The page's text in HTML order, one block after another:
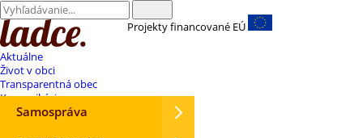
Projekty financované EÚ
Aktuálne
Život v obci
Transparentná obec
Komunikácia
Samospráva